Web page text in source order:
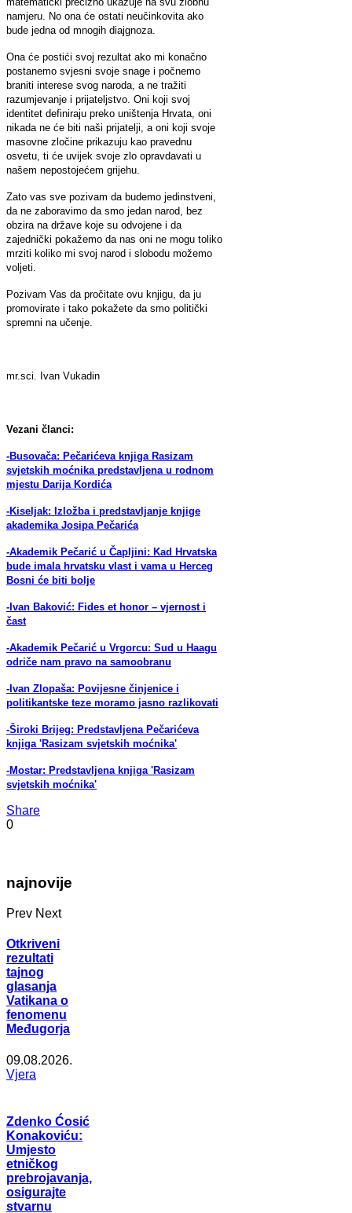
namjeru. No ona će ostati neučinkovita ako
bude jedna od mnogih diajgnoza.
Ona će postići svoj rezultat ako mi konačno
postanemo svjesni svoje snage i počnemo
braniti interese svog naroda, a ne tražiti
razumjevanje i prijateljstvo. Oni koji svoj
identitet definiraju preko uništenja Hrvata, oni
nikada ne će biti naši prijatelji, a oni koji svoje
masovne zločine prikazuju kao pravednu
osvetu, ti će uvijek svoje zlo opravdavati u
našem nepostojećem grijehu.
Zato vas sve pozivam da budemo jedinstveni,
da ne zaboravimo da smo jedan narod, bez
obzira na države koje su odvojene i da
zajednički pokažemo da nas oni ne mogu toliko
mrziti koliko mi svoj narod i slobodu možemo
voljeti.
Pozivam Vas da pročitate ovu knjigu, da ju
promovirate i tako pokažete da smo politički
spremni na učenje.
mr.sci. Ivan Vukadin
Vezani članci:
-Busovača: Pečarićeva knjiga Rasizam
svjetskih moćnika predstavljena u rodnom
mjestu Darija Kordića
-Kiseljak: Izložba i predstavljanje knjige
akademika Josipa Pečarića
-Akademik Pečarić u Čapljini: Kad Hrvatska
bude imala hrvatsku vlast i vama u Herceg
Bosni će biti bolje
-Ivan Baković: Fides et honor – vjernost i
čast
-Akademik Pečarić u Vrgorcu: Sud u Haagu
odriče nam pravo na samoobranu
-Ivan Zlopaša: Povijesne činjenice i
politikantske teze moramo jasno razlikovati
-Široki Brijeg: Predstavljena Pečarićeva
knjiga 'Rasizam svjetskih moćnika'
-Mostar: Predstavljena knjiga 'Rasizam
svjetskih moćnika'
Share
0
najnovije
Prev Next
Otkriveni
rezultati
tajnog
glasanja
Vatikana o
fenomenu
Međugorja
09.08.2026.
Vjera
Zdenko Ćosić
Konakoviću:
Umjesto
etničkog
prebrojavanja,
osigurajte
stvarnu